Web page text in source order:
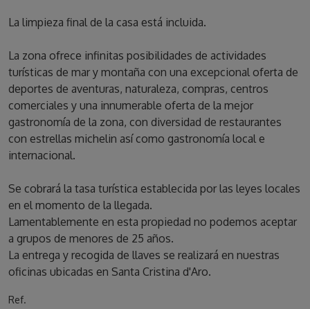
La limpieza final de la casa está incluida.
La zona ofrece infinitas posibilidades de actividades
turísticas de mar y montaña con una excepcional oferta de
deportes de aventuras, naturaleza, compras, centros
comerciales y una innumerable oferta de la mejor
gastronomía de la zona, con diversidad de restaurantes
con estrellas michelin así como gastronomía local e
internacional.
Se cobrará la tasa turística establecida por las leyes locales
en el momento de la llegada.
Lamentablemente en esta propiedad no podemos aceptar
a grupos de menores de 25 años.
La entrega y recogida de llaves se realizará en nuestras
oficinas ubicadas en Santa Cristina d'Aro.
Ref.